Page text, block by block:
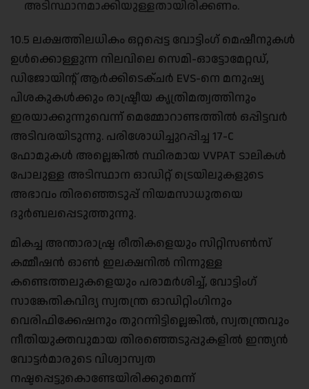
അടിസ്ഥാനമാക്കിയുള്ളതായിരിക്കണം.
10.5 ലക്ഷത്തിലധികം ഒറ്റപ്പെട്ട വോട്ടിംഗ് മെഷീനുകൾ
ഉൾക്കൊള്ളുന്ന നിലവിലെ സെമി-ഓട്ടോമേറ്റഡ്,
ഡിജോയിന്റ് ആർക്കിടെക്ചർ EVS-നെ മനുഷ്യ
പിശകുകൾക്കും രാഷ്ട്രീയ കൃത്രിമത്വത്തിനും
ഇരയാക്കുന്നുവെന്ന് മെമ്മോറാണ്ടത്തിൽ ഒപ്പിട്ടവർ
അടിവരയിടുന്നു. പരിശോധിച്ചുറപ്പിച്ച 17-C
ഫോമുകൾ അല്ലെങ്കിൽ സ്ഥിരമായ VVPAT ടാലികൾ
പോലുള്ള അടിസ്ഥാന ഓഡിറ്റ് ട്രെയിലുകളുടെ
അഭാവം തിരഞ്ഞെടുപ്പ് നിയമസാധുതയെ
ദുർബലപ്പെടുത്തുന്നു.
മികച്ച അന്താരാഷ്ട്ര രീതികളെയും സിറ്റിസൺസ്
കമ്മീഷൻ ഓൺ ഇലക്ഷനിൽ നിന്നുള്ള
കണ്ടെത്തലുകളെയും പരാമർശിച്ച്, വോട്ടിംഗ്
സാങ്കേതികവിദ്യ സ്വതന്ത്ര ഓഡിറ്റിംഗിനും
വെരിഫിക്കേഷനും തുറന്നിട്ടില്ലെങ്കിൽ, സ്വതന്ത്രവും
നീതിയുക്തവുമായ തിരഞ്ഞെടുപ്പുകളിൽ ഇന്ത്യൻ
വോട്ടർമാരുടെ വിശ്വാസ്വത
നഷ്ടപ്പെട്ടുകൊണ്ടേയിരിക്കുമെന്ന്